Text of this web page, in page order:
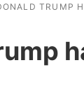
TRUMP